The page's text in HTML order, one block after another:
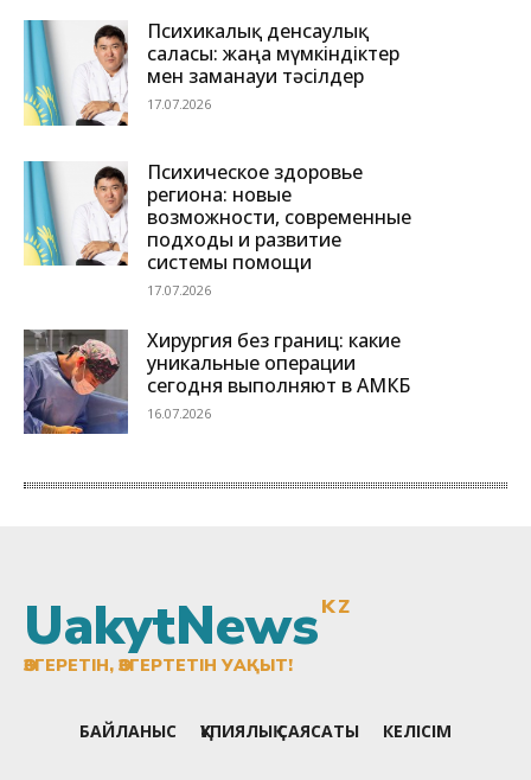
UakytNewsKZ
ӨЗГЕРЕТІН, ӨЗГЕРТЕТІН УАҚЫТ!
БАЙЛАНЫС ҚҰПИЯЛЫҚ САЯСАТЫ КЕЛІСІМ